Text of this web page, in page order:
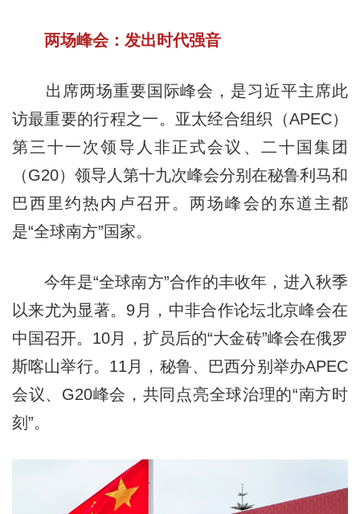
两场峰会：发出时代强音
出席两场重要国际峰会，是习近平主席此
访最重要的行程之一。亚太经合组织（APEC）
第三十一次领导人非正式会议、二十国集团
（G20）领导人第十九次峰会分别在秘鲁利马和
巴西里约热内卢召开。两场峰会的东道主都
是“全球南方”国家。
今年是“全球南方”合作的丰收年，进入秋季
以来尤为显著。9月，中非合作论坛北京峰会在
中国召开。10月，扩员后的“大金砖”峰会在俄罗
斯喀山举行。11月，秘鲁、巴西分别举办APEC
会议、G20峰会，共同点亮全球治理的“南方时
刻”。